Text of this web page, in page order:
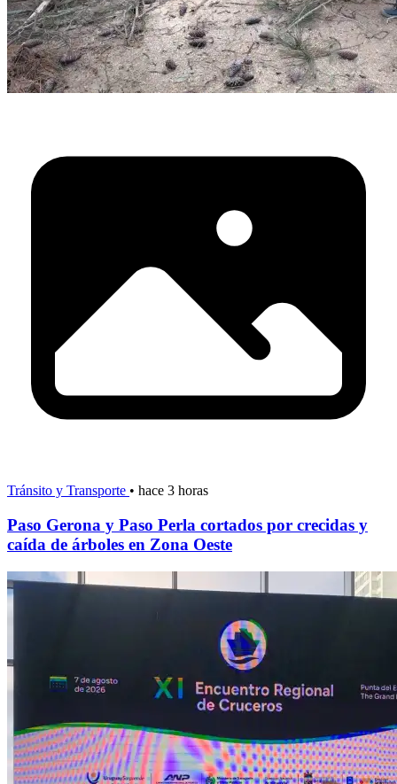
Tránsito y Transporte • hace 3 horas
Paso Gerona y Paso Perla cortados por crecidas y
caída de árboles en Zona Oeste